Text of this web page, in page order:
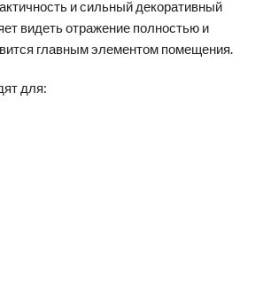
и сильный декоративный
видеть отражение полностью и
главным элементом помещения.
для: